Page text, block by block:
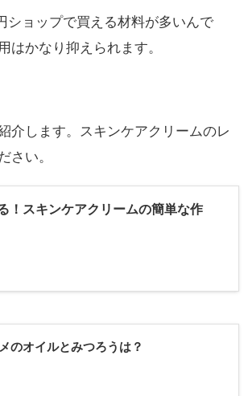
ショップで買える材料が多いんで
かなり抑えられます。
介します。スキンケアクリームのレ
さい。
！スキンケアクリームの簡単な作
のオイルとみつろうは？